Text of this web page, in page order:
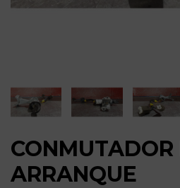
CONMUTADOR
ARRANQUE